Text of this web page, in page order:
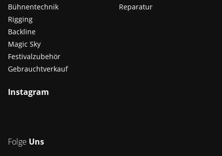
Bühnentechnik
Rigging
Backline
Magic Sky
Festivalzubehör
Gebrauchtverkauf
Reparatur
Instagram
Folge Uns